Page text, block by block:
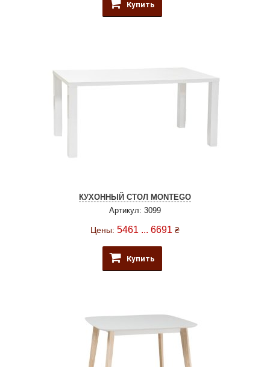
Купить
КУХОННЫЙ СТОЛ MONTEGO
Артикул: 3099
Цены: 5461 ... 6691 ₴
Купить